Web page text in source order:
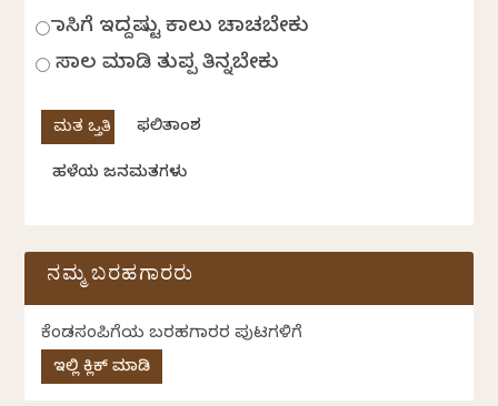
ಹಾಸಿಗೆ ಇದ್ದಷ್ಟು ಕಾಲು ಚಾಚಬೇಕು
ಸಾಲ ಮಾಡಿ ತುಪ್ಪ ತಿನ್ನಬೇಕು
ಫಲಿತಾಂಶ
ಹಳೆಯ ಜನಮತಗಳು
ನಮ್ಮ ಬರಹಗಾರರು
ಕೆಂಡಸಂಪಿಗೆಯ ಬರಹಗಾರರ ಪುಟಗಳಿಗೆ
ಇಲ್ಲಿ ಕ್ಲಿಕ್ ಮಾಡಿ